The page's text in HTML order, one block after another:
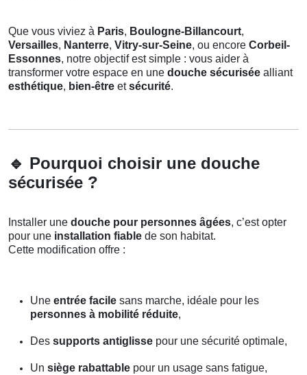
Que vous viviez à Paris, Boulogne-Billancourt,
Versailles, Nanterre, Vitry-sur-Seine, ou encore Corbeil-
Essonnes, notre objectif est simple : vous aider à
transformer votre espace en une douche sécurisée alliant
esthétique, bien-être etsécurité.
🔹 Pourquoi choisir une douche
sécurisée ?
Installer une douche pour personnes âgées, c’est opter
pour une installation fiable de son habitat.
Cette modification offre :
Une entrée facile sans marche, idéale pour les
personnes à mobilité réduite,
Des supports antiglisse pour une sécurité optimale,
Un siège rabattable pour un usage sans fatigue,